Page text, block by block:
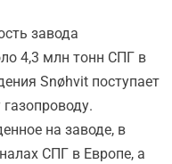
завода
4,3 млн тонн СПГ в
Snøhvit поступает
на заводе, в
СПГ в Европе, а